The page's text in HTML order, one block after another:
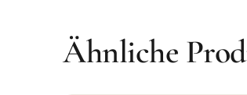
Ähnliche